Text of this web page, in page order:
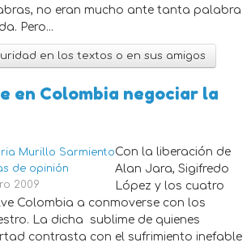
no eran mucho ante tanta palabra
Pero...
en los textos o en sus amigos
en Colombia negociar la
Murillo Sarmiento
de opinión
2009
Con la liberación de
Alan Jara, Sigifredo
López y los cuatro
Colombia a conmoverse con los
La dicha sublime de quienes
contrasta con el sufrimiento inefable